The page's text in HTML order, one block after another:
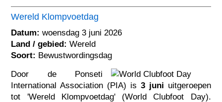
Wereld Klompvoetdag
Datum: woensdag 3 juni 2026
Land / gebied: Wereld
Soort: Bewustwordingsdag
Door de Ponseti
International Association (PIA) is 3 juni uitgeroepen
tot 'Wereld Klompvoetdag' (World Clubfoot Day).